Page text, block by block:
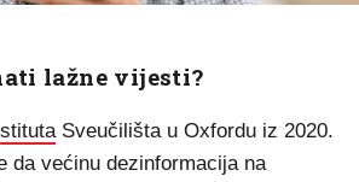
lažne vijesti?
Sveučilišta u Oxfordu iz 2020.
da većinu dezinformacija na